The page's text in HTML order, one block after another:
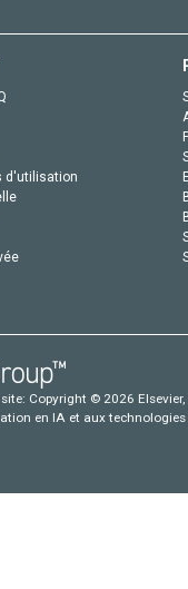
d'utilisation
Copyright © 2026
en IA et aux